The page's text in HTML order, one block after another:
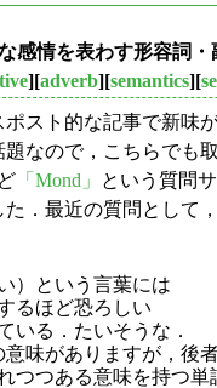
感情を表わす形容詞
][adverb][semantics][
スト的な記事で新味
題なので，こちらでも
「Mond」 という質問
．最近の質問として
）という言葉には
るほど恐ろしい
いる．たいそうな．
意味がありますが，後
つつある意味を持つ